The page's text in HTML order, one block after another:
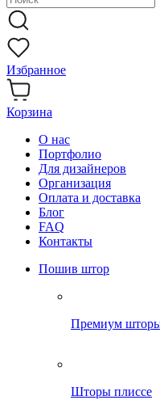
Избранное
Корзина
О нас
Портфолио
Для дизайнеров
Организация
Оплата и доставка
Блог
FAQ
Контакты
Пошив штор
Премиум
Шторы плиссе